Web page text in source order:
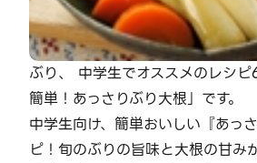
ぶり、 中学生でオススメのレシ
簡単！あっさりぶり大根」です。
中学生向け、簡単おいしい『あっ
ピ！旬のぶりの旨味と大根の甘み